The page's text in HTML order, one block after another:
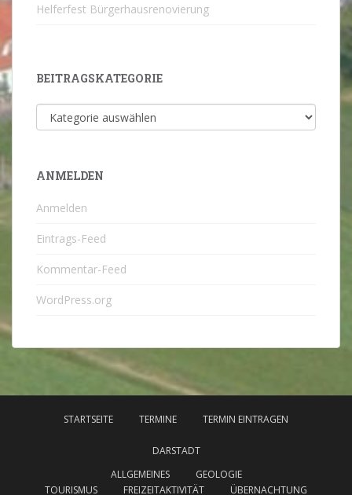
Helferfest Bürgerhausrenovierung
BEITRAGSKATEGORIE
Beitragskategorie
ANMELDEN
Anmelden
Eintrags-Feed
Kommentar-Feed
WordPress.org
STARTSEITE TERMINE TERMIN EINTRAGEN
DARSTADT
ALLGEMEINES
GEOLOGIE
TOURISMUS
FREIZEITAKTIVITÄT ÜBERNACHTUNG